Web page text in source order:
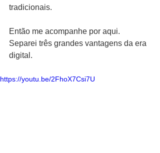
tradicionais.
Então me acompanhe por aqui.
Separei três grandes vantagens da era
digital.
https://youtu.be/2FhoX7Csi7U